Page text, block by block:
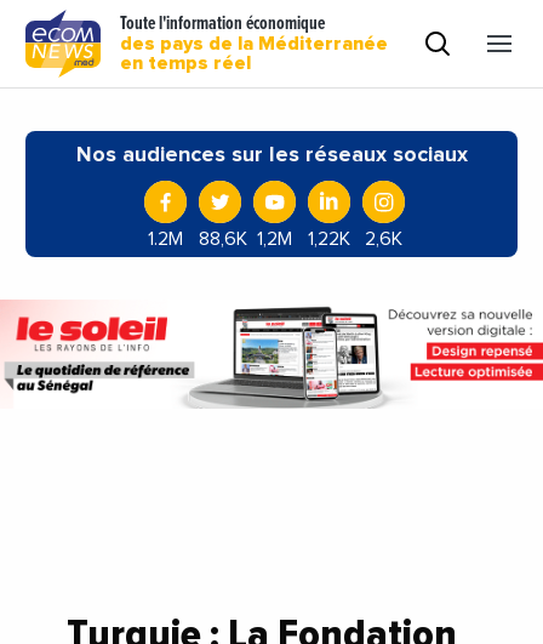
Toute l'information économique
des pays de la Méditerranée
en temps réel
Nos audiences sur les réseaux sociaux
1.2M 88,6K 1,2M 1,22K 2,6K